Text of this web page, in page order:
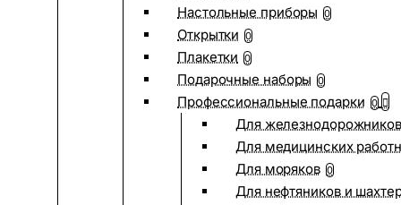
Настольные приборы 0
Открытки 0
Плакетки 0
Подарочные наборы 0
Профессиональные подарки 0
Для железнодорожников
Для медицинских
Для моряков 0
Для нефтяников и